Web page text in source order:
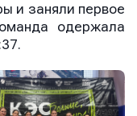
и заняли первое
одержала